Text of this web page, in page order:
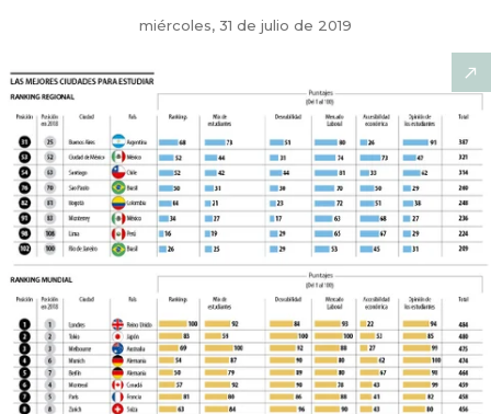
miércoles, 31 de julio de 2019